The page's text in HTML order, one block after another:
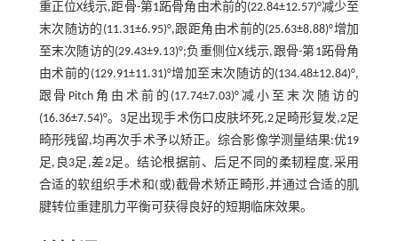
重正位X线示,距骨-第1跖骨角由术前的(22.84±12.57)°减少至
末次随访的(11.31±6.95)°,跟距角由术前的(25.63±8.88)°增加
至末次随访的(29.43±9.13)°;负重侧位X线示,跟骨-第1跖骨角
由术前的(129.91±11.31)°增加至末次随访的(134.48±12.84)°,
跟骨Pitch角由术前的(17.74±7.03)°减小至末次随访的
(16.36±7.54)°。3足出现手术伤口皮肤坏死,2足畸形复发,2足
畸形残留,均再次手术予以矫正。综合影像学测量结果:优19
足,良3足,差2足。结论根据前、后足不同的柔韧程度,采用
合适的软组织手术和(或)截骨术矫正畸形,并通过合适的肌
腱转位重建肌力平衡可获得良好的短期临床效果。